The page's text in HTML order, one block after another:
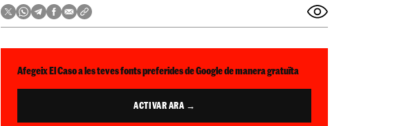
Afegeix El Caso a les teves fonts preferides de Google de manera gratuïta
ACTIVAR ARA →